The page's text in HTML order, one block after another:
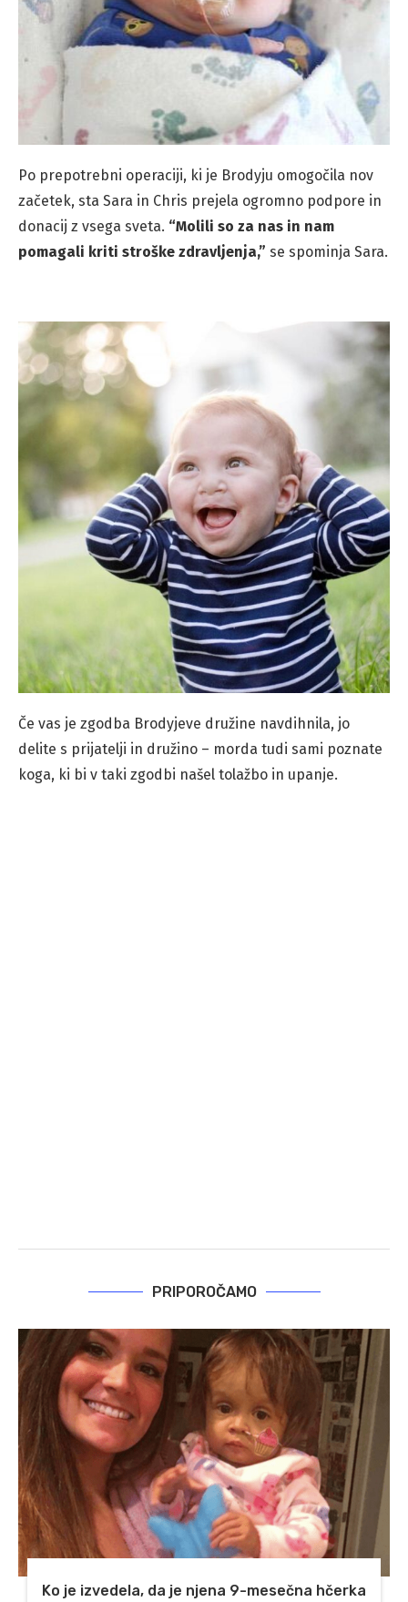
Po prepotrebni operaciji, ki je Brodyju omogočila nov
začetek, sta Sara in Chris prejela ogromno podpore in
donacij z vsega sveta. “Molili so za nas in nam
pomagali kriti stroške zdravljenja,” se spominja Sara.
Če vas je zgodba Brodyjeve družine navdihnila, jo
delite s prijatelji in družino – morda tudi sami poznate
koga, ki bi v taki zgodbi našel tolažbo in upanje.
PRIPOROČAMO
Ko je izvedela, da je njena 9-mesečna hčerka